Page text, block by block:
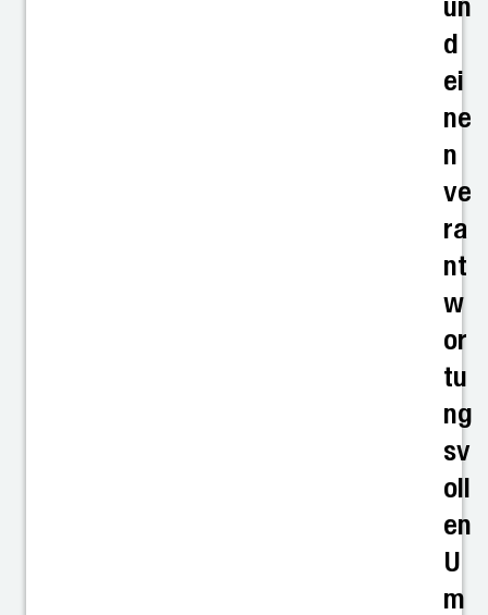
un
d
ei
ne
n
ve
ra
nt
w
or
tu
ng
sv
oll
en
U
m